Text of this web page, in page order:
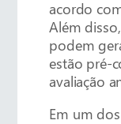
acordo
Além
podem
estão pré-
avaliação
Em um